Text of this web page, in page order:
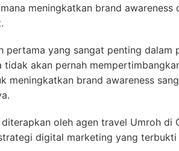
meningkatkan brand awareness
yang sangat penting dalam
akan pernah
meningkatkan brand awareness
oleh agen travel Umroh di
digital marketing yang